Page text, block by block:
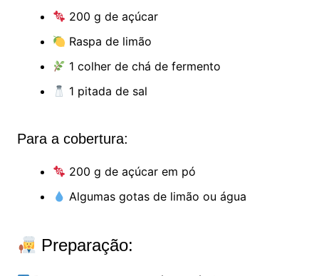
200 g de açúcar
Raspa de limão
1 colher de chá de fermento
1 pitada de sal
Para a cobertura:
200 g de açúcar em pó
Algumas gotas de limão ou água
Preparação: